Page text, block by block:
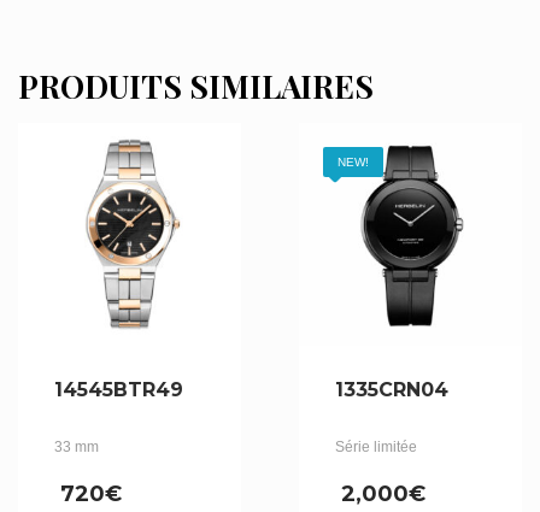
PRODUITS SIMILAIRES
14545BTR49
33 mm
720€
NEW!
1335CRN04
Série limitée
2,000€